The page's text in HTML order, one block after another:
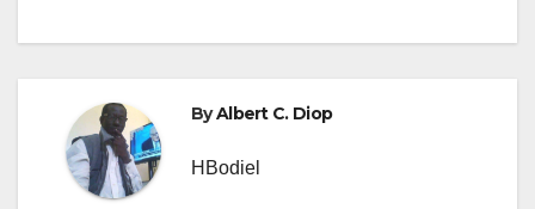
ByAlbert C. Diop
HBodiel